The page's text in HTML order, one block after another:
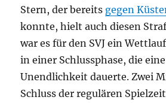
Stern, der bereits gegen
konnte, hielt auch diesen
war es für den SVJ ein
in einer Schlussphase, die
Unendlichkeit dauerte. Zwei
Schluss der regulären